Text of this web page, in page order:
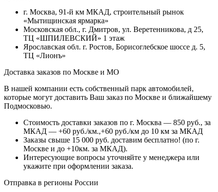
г. Москва, 91-й км МКАД, строительный рынок
«Мытищинская ярмарка»
Московская обл., г. Дмитров, ул. Веретенникова, д 25,
ТЦ «ШПИЛЕВСКИЙ» 1 этаж
Ярославская обл. г. Ростов, Борисоглебское шоссе д. 5,
ТЦ «Лионъ»
Доставка заказов по Москве и МО
В нашей компании есть собственный парк автомобилей,
которые могут доставить Ваш заказ по Москве и ближайшему
Подмосковью.
Стоимость доставки заказов по г. Москва — 850 руб., за
МКАД — +60 руб./км.,+60 руб./км до 10 км за МКАД
Заказы свыше 15 000 руб. доставим бесплатно! (по г.
Москве и до +10км. за МКАД).
Интересующие вопросы уточняйте у менеджера или
укажите при оформлении заказа.
Отправка в регионы России